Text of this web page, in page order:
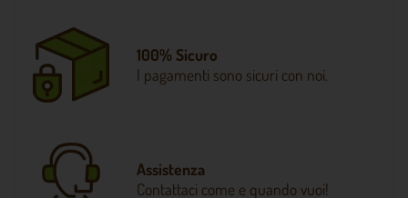
100% Sicuro
I pagamenti sono sicuri con noi.
Assistenza
Contattaci come e quando vuoi!